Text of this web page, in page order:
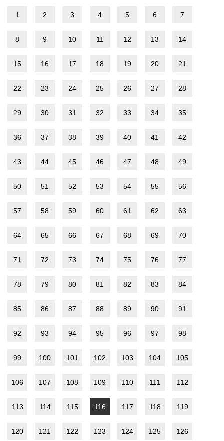
1 2 3 4 5 6 7
8 9 10 11 12 13 14
15 16 17 18 19 20 21
22 23 24 25 26 27 28
29 30 31 32 33 34 35
36 37 38 39 40 41 42
43 44 45 46 47 48 49
50 51 52 53 54 55 56
57 58 59 60 61 62 63
64 65 66 67 68 69 70
71 72 73 74 75 76 77
78 79 80 81 82 83 84
85 86 87 88 89 90 91
92 93 94 95 96 97 98
99 100 101 102 103 104 105
106 107 108 109 110 111 112
113 114 115 116 117 118 119
120 121 122 123 124 125 126